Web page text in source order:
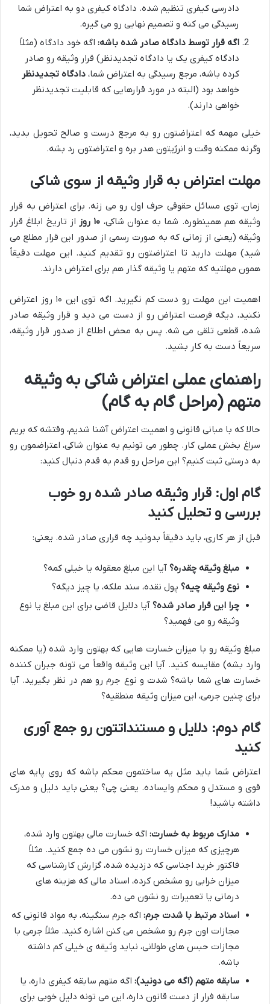
دادرسی کیفری تنظیم شده. دادگاه کیفری دو به اعتراض شما
رسیدگی می کنه و تصمیم نهایی رو می گیره.
اگه قرار توسط دادگاه صادر شده باشه: اگه خود دادگاه (مثلاً
دادگاه کیفری یک یا دادگاه تجدیدنظر) قرار وثیقه رو صادر
کرده باشه، مرجع رسیدگی به اعتراض شما، دادگاه تجدیدنظر
خواهد بود (البته در مورد قرارهایی که قابلیت تجدیدنظر
خواهی دارند).
خیلی مهمه که اعتراضتون رو به مرجع درست و صالح تحویل بدید،
وگرنه ممکنه وقت و انرژیتون هدر بره و اعتراضتون رد بشه.
مهلت اعتراض به قرار وثیقه از سوی شاکی
زمان، توی مسائل حقوقی حرف اول رو می زنه. برای اعتراض به قرار
وثیقه هم همینطوره. شما به عنوان شاکی، ۱۰ روز
از تاریخ ابلاغ قرار
وثیقه (یعنی از زمانی که به صورت رسمی از صدور این قرار مطلع می
شید) مهلت دارید تا اعتراضتون رو تقدیم کنید. این مهلت دقیقاً
همون مهلتیه که متهم یا وثیقه گذار هم برای اعتراض دارند.
اهمیت این مهلت رو دست کم نگیرید. اگه توی این ۱۰ روز اعتراض
نکنید، دیگه فرصت اعتراض رو از دست می دید و قرار وثیقه صادر
شده، قطعی تلقی می شه. پس به محض اطلاع از صدور قرار وثیقه،
سریعاً دست به کار بشید.
راهنمای عملی اعتراض شاکی به وثیقه
متهم (مراحل گام به گام)
حالا که با مبانی قانونی و اهمیت اعتراض آشنا شدیم، وقتشه که بریم
سراغ بخش عملی کار. چطور می تونیم به عنوان شاکی، اعتراضمون رو
به درستی ثبت کنیم؟ این مراحل رو قدم به قدم دنبال کنید:
گام اول: قرار وثیقه صادر شده رو خوب
بررسی و تحلیل کنید
قبل از هر کاری، باید دقیقاً بدونید چه قراری صادر شده. یعنی:
مبلغ وثیقه چقدره؟ آیا این مبلغ معقوله یا خیلی کمه؟
نوع وثیقه چیه؟ پول نقده، سند ملکه، یا چیز دیگه؟
چرا این قرار صادر شده؟ آیا دلایل قاضی برای این مبلغ یا نوع
وثیقه رو می فهمید؟
مبلغ وثیقه رو با میزان خسارت هایی که بهتون وارد شده (یا ممکنه
وارد بشه) مقایسه کنید. آیا این وثیقه واقعاً می تونه جبران کننده
خسارت های شما باشه؟ شدت و نوع جرم رو هم در نظر بگیرید. آیا
برای چنین جرمی، این میزان وثیقه منطقیه؟
گام دوم: دلایل و مستنداتتون رو جمع آوری
کنید
اعتراض شما باید مثل یه ساختمون محکم باشه که روی پایه های
قوی و مستدل و محکم وایساده. یعنی چی؟ یعنی باید دلیل و مدرک
داشته باشید!
مدارک مربوط به خسارت: اگه خسارت مالی بهتون وارد شده،
هرچیزی که میزان خسارت رو نشون می ده جمع کنید. مثلاً
فاکتور خرید اجناسی که دزدیده شده، گزارش کارشناسی که
میزان خرابی رو مشخص کرده، اسناد مالی که هزینه های
درمانی یا تعمیرات رو نشون می ده.
اسناد مرتبط با شدت جرم: اگه جرم سنگینه، به مواد قانونی که
مجازات اون جرم رو مشخص می کنن اشاره کنید. مثلاً جرمی با
مجازات حبس های طولانی، نباید وثیقه ی خیلی کم داشته
باشه.
سابقه متهم (اگه می دونید): اگه متهم سابقه کیفری داره، یا
سابقه فرار از دست قانون داره، این می تونه دلیل خوبی برای